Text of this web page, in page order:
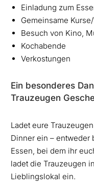
Einladung zum
Gemeinsame
Besuch von Kino,
Kochabende
Verkostungen
Ein besonderes
Trauzeugen
Ladet eure
Dinner ein – entweder
Essen, bei dem ihr
ladet die Trauzeugen
Lieblingslokal ein.